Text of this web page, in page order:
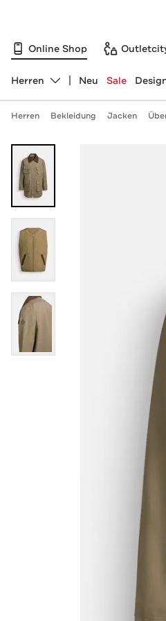
Online Shop
Abteilung ändern, ausgewählt:
Herren Neu Sale
Herren Bekleidung Jacken